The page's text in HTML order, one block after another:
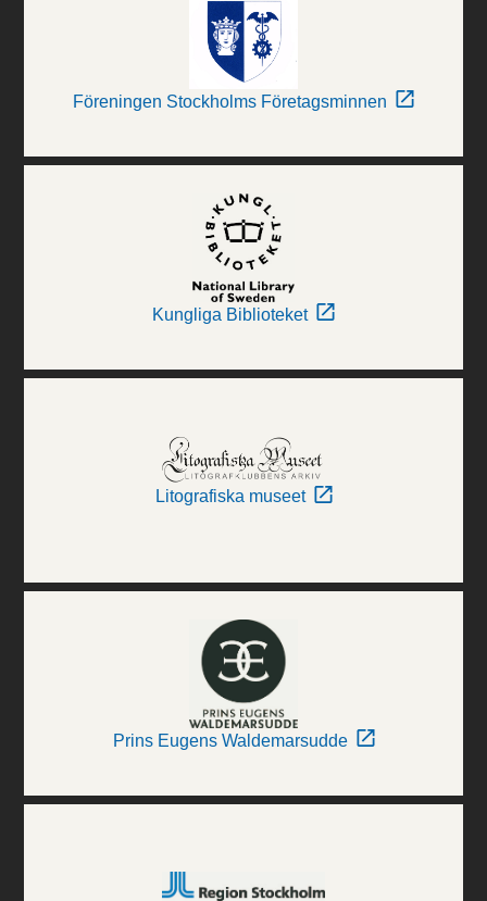
Föreningen Stockholms Företagsminnen
Kungliga Biblioteket
Litografiska museet
Prins Eugens Waldemarsudde